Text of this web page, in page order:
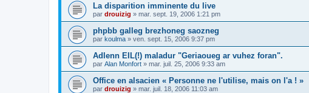
La disparition imminente du live
par drouizig » mar. sept. 19, 2006 1:21 pm
phpbb galleg brezhoneg saozneg
par koulma » ven. sept. 15, 2006 9:37 pm
Adlenn EIL(!) maladur "Geriaoueg ar vuhez foran".
par Alan Monfort » mar. juil. 25, 2006 9:33 am
Office en alsacien « Personne ne l'utilise, mais on l'a ! »
par drouizig » mar. juil. 18, 2006 11:03 am